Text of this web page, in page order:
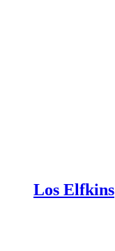
Los Elfkins